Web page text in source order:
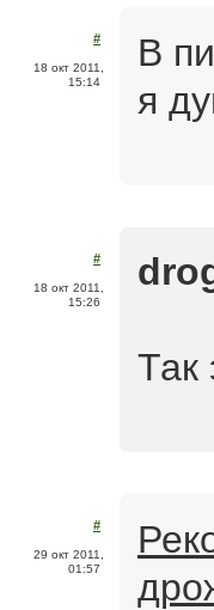
#
18 окт 2011,
15:14
В
я
#
18 окт 2011,
15:26
#
29 окт 2011,
01:57